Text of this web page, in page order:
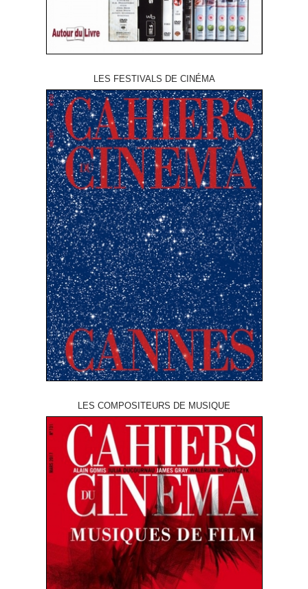
LES FESTIVALS DE CINÉMA
LES COMPOSITEURS DE MUSIQUE